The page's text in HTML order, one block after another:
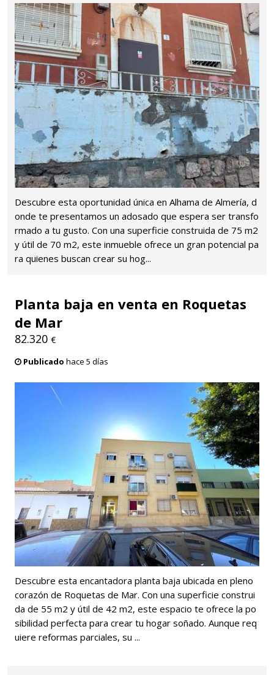
Descubre esta oportunidad única en Alhama de Almería, d
onde te presentamos un adosado que espera ser transfo
rmado a tu gusto. Con una superficie construida de 75 m2
y útil de 70 m2, este inmueble ofrece un gran potencial pa
ra quienes buscan crear su hog...
Planta baja en venta en Roquetas
de Mar
82.320 €
Publicado hace 5 días
Descubre esta encantadora planta baja ubicada en pleno
corazón de Roquetas de Mar. Con una superficie construi
da de 55 m2 y útil de 42 m2, este espacio te ofrece la po
sibilidad perfecta para crear tu hogar soñado. Aunque req
uiere reformas parciales, su ...